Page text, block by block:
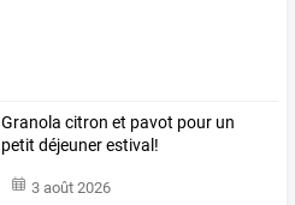
Granola citron et pavot pour un
petit déjeuner estival!
3 août 2026